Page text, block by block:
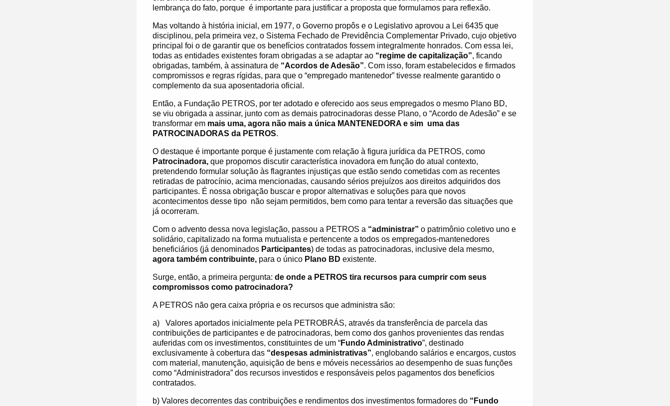
lembrança do fato, porque é importante para justificar a proposta que formulamos para reflexão.
Mas voltando à história inicial, em 1977, o Governo propôs e o Legislativo aprovou a Lei 6435 que
disciplinou, pela primeira vez, o Sistema Fechado de Previdência Complementar Privado, cujo objetivo
principal foi o de garantir que os benefícios contratados fossem integralmente honrados. Com essa lei,
todas as entidades existentes foram obrigadas a se adaptar ao “regime de capitalização”, ficando
obrigadas, também, à assinatura de “Acordos de Adesão”. Com isso, foram estabelecidos e firmados
compromissos e regras rígidas, para que o “empregado mantenedor” tivesse realmente garantido o
complemento da sua aposentadoria oficial.
Então, a Fundação PETROS, por ter adotado e oferecido aos seus empregados o mesmo Plano BD,
se viu obrigada a assinar, junto com as demais patrocinadoras desse Plano, o “Acordo de Adesão” e se
transformar em mais uma, agora não mais a única MANTENEDORA e sim uma das
PATROCINADORAS da PETROS.
O destaque é importante porque é justamente com relação à figura jurídica da PETROS, como
Patrocinadora, que propomos discutir característica inovadora em função do atual contexto,
pretendendo formular solução às flagrantes injustiças que estão sendo cometidas com as recentes
retiradas de patrocínio, acima mencionadas, causando sérios prejuízos aos direitos adquiridos dos
participantes. É nossa obrigação buscar e propor alternativas e soluções para que novos
acontecimentos desse tipo não sejam permitidos, bem como para tentar a reversão das situações que
já ocorreram.
Com o advento dessa nova legislação, passou a PETROS a “administrar” o patrimônio coletivo uno e
solidário, capitalizado na forma mutualista e pertencente a todos os empregados-mantenedores
beneficiários (já denominados Participantes) de todas as patrocinadoras, inclusive dela mesmo,
agora também contribuinte, para o único Plano BD existente.
Surge, então, a primeira pergunta: de onde a PETROS tira recursos para cumprir com seus
compromissos como patrocinadora?
A PETROS não gera caixa própria e os recursos que administra são:
a)
Valores aportados inicialmente pela PETROBRÁS, através da transferência de parcela das
contribuições de participantes e de patrocinadoras, bem como dos ganhos provenientes das rendas
auferidas com os investimentos, constituintes de um “Fundo Administrativo”, destinado
exclusivamente à cobertura das “despesas administrativas”, englobando salários e encargos, custos
com material, manutenção, aquisição de bens e móveis necessários ao desempenho de suas funções
como “Administradora” dos recursos investidos e responsáveis pelos pagamentos dos benefícios
contratados.
b) Valores decorrentes das contribuições e rendimentos dos investimentos formadores do “Fundo